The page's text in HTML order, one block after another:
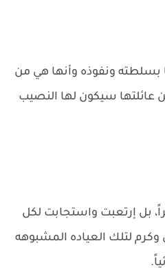
بسلطته ونفوذه وأنها هي من
عائلتها سيكون لها النصيب
بل إرتعبت واستجابت لكل
لتلك العياده المشبوهه